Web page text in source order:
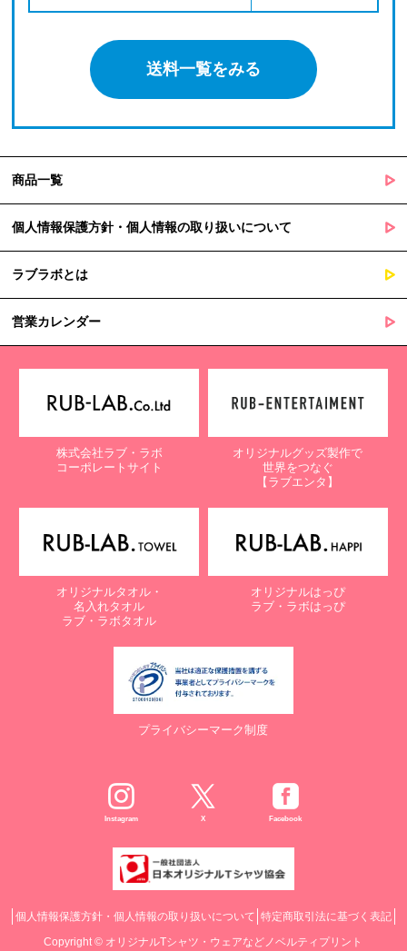
送料一覧をみる
商品一覧
個人情報保護方針・個人情報の取り扱いについて
ラブラボとは
営業カレンダー
株式会社ラブ・ラボ
コーポレートサイト
オリジナルグッズ製作で
世界をつなぐ
【ラブエンタ】
オリジナルタオル・
名入れタオル
ラブ・ラボタオル
オリジナルはっぴ
ラブ・ラボはっぴ
プライバシーマーク制度
Instagram X Facebook
個人情報保護方針・個人情報の取り扱いについて 特定商取引法に基づく表記
Copyright © オリジナルTシャツ・ウェアなどノベルティプリント